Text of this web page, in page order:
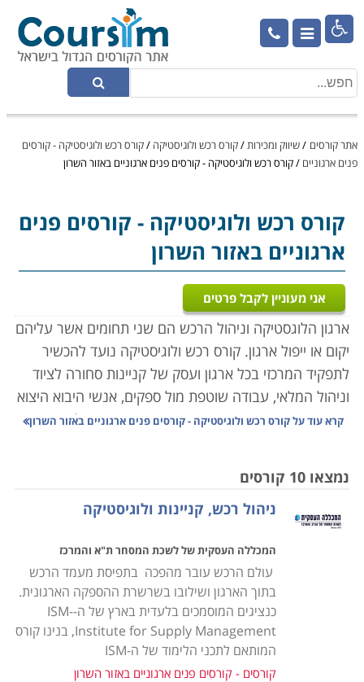

אתר קורסים /שיווק ומכירות/קורס רכש ולוגיסטיקה /קורס רכש ולוגיסטיקה - קורסים
פנים ארגוניים /קורס רכש ולוגיסטיקה - קורסים פנים ארגוניים באזור השרון
קורס רכש ולוגיסטיקה - קורסים פנים
ארגוניים באזור השרון
אני מעוניין לקבל פרטים
ארגון הלוגסטיקה וניהול הרכש הם שני תחומים אשר עליהם
יקום או ייפול ארגון. קורס רכש ולוגיסטיקה נועד להכשיר
לתפקיד המרכזי בכל ארגון ועסק של קניינות סחורה לציוד
וניהול המלאי, עבודה שוטפת מול ספקים, אנשי היבוא היצוא
והעובדים באופן מדויק, הדורש תיאום אחיד עם כל הגורמים
הנושאים הנלמדים בקורס הם ניהול המשאב האנושי, ניהול
איכות, ארגון ותפעול מלאי העסק, ניהול הצד הפיננסי,
עריכת חוזים ומציאת התאמה בין הצרכים של העסק ליכולת
התקציבית, שכן עסק שאינו מנהל את הרכש באופן תקין,
עשוי מהר מאוד להיקלע לקשיים שלעתים בלתי הפיכים.
הקורס אינו דורש כל ידע מוקדם, אך עם זאת נדרשת יכולת
ארגון וניהול שכן, מדובר בתפקיד עם הרבה אחריות, והבנה,
הן פיננסית והן משפטית, שכן, ככל שהארגון מורכב יותר, כך
קרא עוד עלקורס רכש ולוגיסטיקה - קורסים פנים ארגוניים באזור השרון
נמצאו 10 קורסים
ניהול רכש, קניינות ולוגיסטיקה
המכללה העסקית של לשכת המסחר ת"א והמרכז
עולם הרכש עובר מהפכה בתפיסת מעמד הרכש
בתוך הארגון ושילובו בשרשרת ההספקה הארגונית.
כנציגים המוסמכים בלעדית בארץ של ה-ISM-
Institute for Supply Management, בנינו קורס
המותאם לתכני הלימוד של ה-ISM
קורסים - קורסים פנים ארגוניים באזור השרון